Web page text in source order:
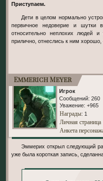
Приступаем.
Дети в целом нормально устроились - команда Карла, несмотря на
первичное недоверие и шутки
относительно неплохих людей
прилично, отнеслись к ним хорошо,
Emmerich Meyer
Игрок
Сообщений: 260
Уважение: +965
Награды: 1
Личная страница
Анкета
Эммерих открыл следующий разворот дневника. На левой странице
уже была короткая запись,